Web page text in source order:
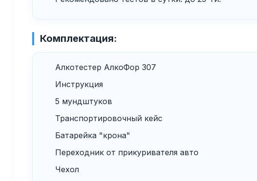
Комплектация:
Алкотестер АлкоФор 307
Инструкция
5 мундштуков
Транспортировочный кейс
Батарейка "крона"
Переходник от прикуривателя авто
Чехол